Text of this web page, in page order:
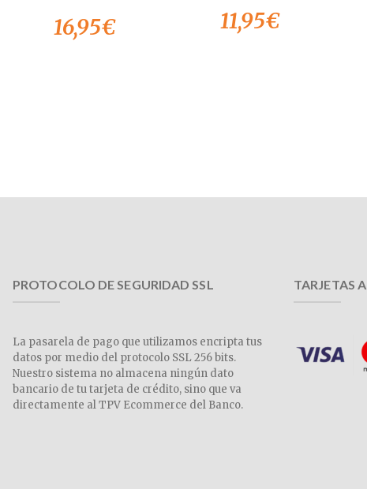
16,95€ 11,95€
PROTOCOLO DE SEGURIDAD SSL
La pasarela de pago que utilizamos encripta tus
datos por medio del protocolo SSL 256 bits.
Nuestro sistema no almacena ningún dato
bancario de tu tarjeta de crédito, sino que va
directamente al TPV Ecommerce del Banco.
TARJETAS